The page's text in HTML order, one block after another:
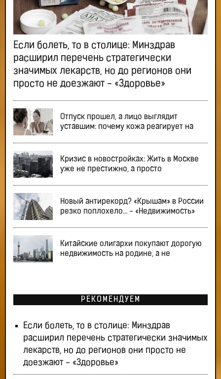
Если болеть, то в столице: Минздрав
расширил перечень стратегически
значимых лекарств, но до регионов они
просто не доезжают - «Здоровье»
Отпуск прошел, а лицо выглядит
уставшим: почему кожа реагирует на
Кризис в новостройках: Жить в Москве
уже не престижно, а просто
Новый антирекорд? «Крышам» в России
резко поплохело… - «Недвижимость»
Китайские олигархи покупают дорогую
недвижимость на родине, а не
РЕКОМЕНДУЕМ
Если болеть, то в столице: Минздрав
расширил перечень стратегически значимых
лекарств, но до регионов они просто не
доезжают - «Здоровье»